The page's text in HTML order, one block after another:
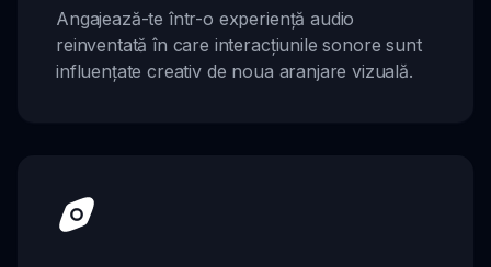
Angajează-te într-o experiență audio
reinventată în care interacțiunile sonore sunt
influențate creativ de noua aranjare vizuală.